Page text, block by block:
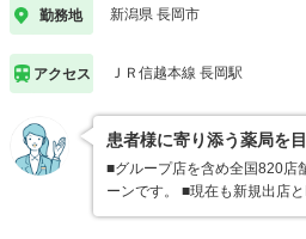
勤務地 新潟県 長岡市
アクセス ＪＲ信越本線 長岡駅
患者様に寄り添う薬局を
■グループ店を含め全国820店
ーンです。 ■現在も新規出店